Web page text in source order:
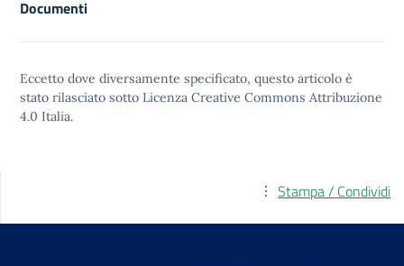
Documenti
Eccetto dove diversamente specificato, questo articolo è
stato rilasciato sotto Licenza Creative Commons Attribuzione
4.0 Italia.
Stampa / Condividi